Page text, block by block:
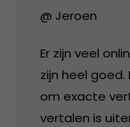
@ Jeroen
Er zijn veel
zijn heel
om exacte
vertalen is